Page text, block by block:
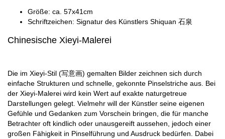
Größe: ca. 57x41cm
Schriftzeichen: Signatur des Künstlers Shiquan 石泉
Chinesische Xieyi-Malerei
Die im Xieyi-Stil (写意画) gemalten Bilder zeichnen sich durch
einfache Strukturen und schnelle, gekonnte Pinselstriche aus. Bei
der Xieyi-Malerei wird kein Wert auf exakte naturgetreue
Darstellungen gelegt. Vielmehr will der Künstler seine eigenen
Gefühle und Gedanken zum Vorschein bringen, die für manche
Betrachter oft kindlich oder unausgereift aussehen, jedoch einer
großen Fähigkeit in Pinselführung und Ausdruck bedürfen. Dabei